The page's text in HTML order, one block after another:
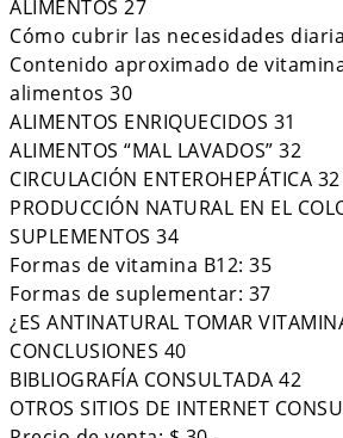
ALIMENTOS 27
Cómo cubrir las necesidades
Contenido aproximado de
alimentos 30
ALIMENTOS ENRIQUECIDOS 31
ALIMENTOS “MAL LAVADOS” 32
CIRCULACIÓN ENTEROHEPÁTICA 32
PRODUCCIÓN NATURAL EN EL
SUPLEMENTOS 34
Formas de vitamina B12: 35
Formas de suplementar: 37
¿ES ANTINATURAL TOMAR
CONCLUSIONES 40
BIBLIOGRAFÍA CONSULTADA 42
OTROS SITIOS DE INTERNET